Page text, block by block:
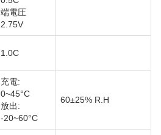
端電圧
2.75V
1.0C
充電:
0~45°C
放出:
-20~60°C
60±25% R.H